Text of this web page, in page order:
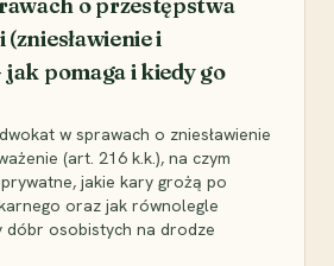
i
jak pomaga i kiedy go
w sprawach o zniesławienie
(art. 216 k.k.), na czym
jakie kary grożą po
oraz jak równolegle
dóbr osobistych na drodze